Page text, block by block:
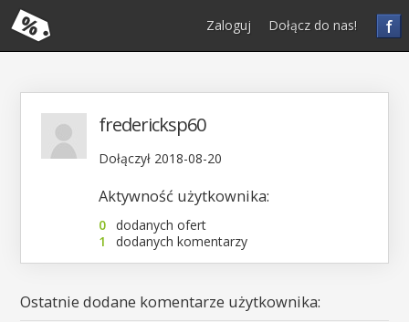
f
Zaloguj Dołącz do nas!
fredericksp60
Dołączył 2018-08-20
Aktywność użytkownika:
0 dodanych ofert
1
dodanych komentarzy
Ostatnie dodane komentarze użytkownika: